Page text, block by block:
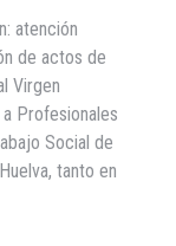
atención
de actos de
Virgen
Profesionales
Social de
tanto en